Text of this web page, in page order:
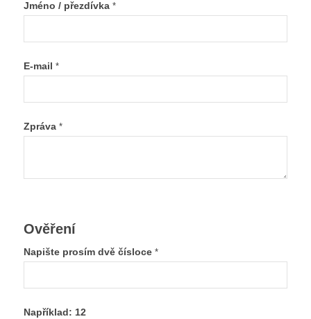
Jméno / přezdívka *
E-mail *
Zpráva *
Ověření
Napište prosím dvě čísloce *
Například: 12